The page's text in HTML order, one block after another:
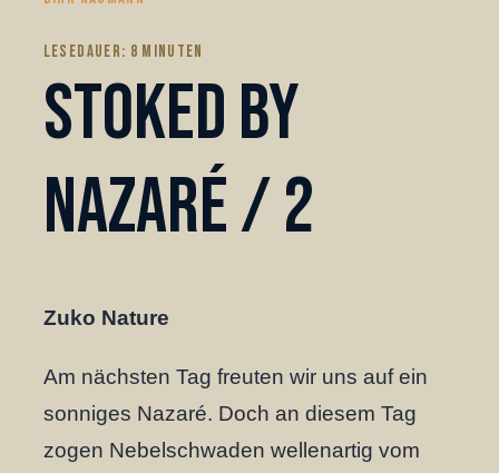
LESEDAUER: 8 MINUTEN
Stoked by
Nazaré / 2
Zuko Nature
Am nächsten Tag freuten wir uns auf ein
sonniges Nazaré. Doch an diesem Tag
zogen Nebelschwaden wellenartig vom